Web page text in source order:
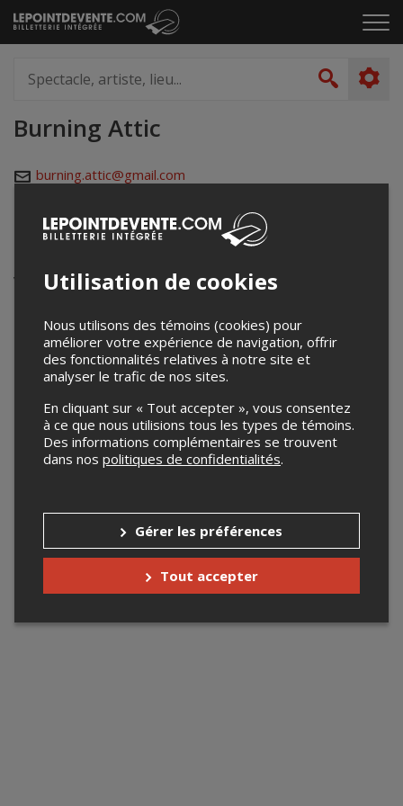
Passer
au
le
artiste,
lieu...
Burning Attic
burning.attic@gmail.com
Votre recherche n'a retourné aucun résultat.
Utilisation de cookies
Nous utilisons des témoins (cookies) pour
améliorer votre expérience de navigation, offrir
des fonctionnalités relatives à notre site et
analyser le trafic de nos sites.
En cliquant sur « Tout accepter », vous consentez
à ce que nous utilisions tous les types de témoins.
Des informations complémentaires se trouvent
dans nos politiques de confidentialités.
Gérer les préférences
Tout accepter